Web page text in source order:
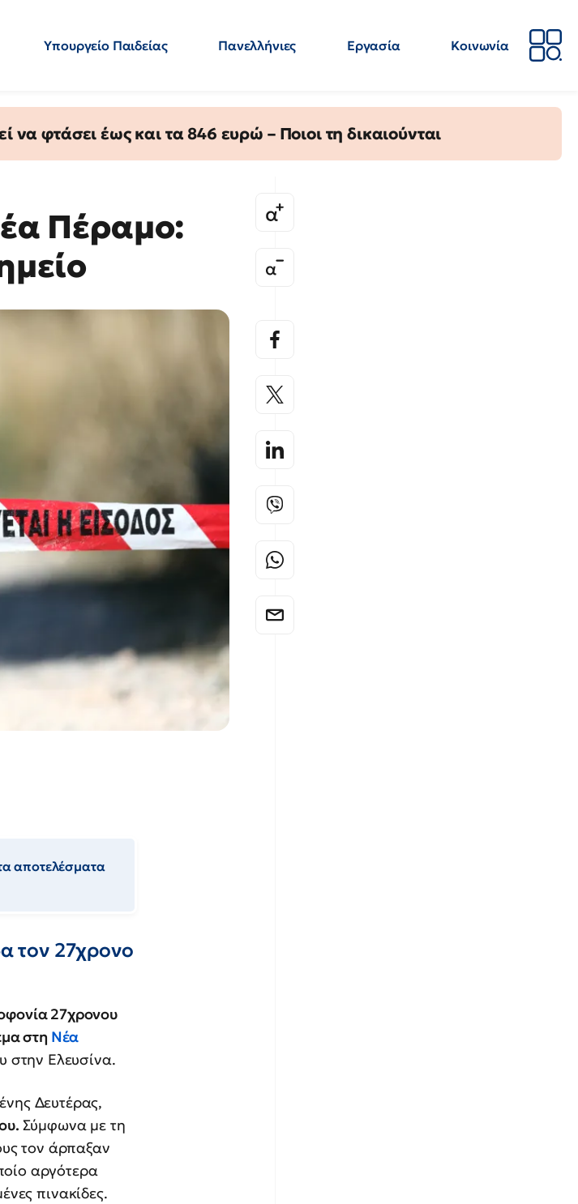
Υπουργείο Παιδείας Πανελλήνιες Εργασία
Κοινωνία
φτάσει έως και τα 846 ευρώ – Ποιοι τη δικαιούνται
Πέραμο:
αποτελέσματα
τον 27χρονο
27χρονου
στη Νέα
στην Ελευσίνα.
Δευτέρας,
Σύμφωνα με τη
τον άρπαξαν
αργότερα
πινακίδες.